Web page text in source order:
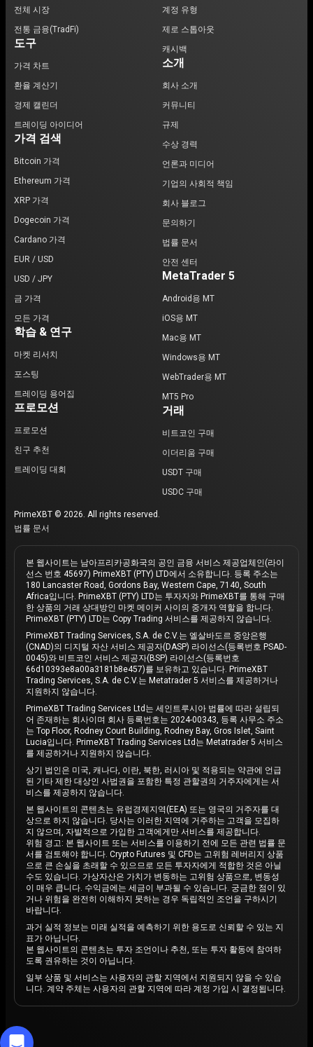
전체 시장
전통 금융(TradFi)
도구
가격 차트
환율 계산기
경제 캘린더
트레이딩 아이디어
가격 검색
Bitcoin 가격
Ethereum 가격
XRP 가격
Dogecoin 가격
Cardano 가격
EUR / USD
USD / JPY
금 가격
모든 가격
학습 & 연구
마켓 리서치
포스팅
트레이딩 용어집
프로모션
프로모션
친구 추천
트레이딩 대회
계정 유형
제로 스톱아웃
캐시백
소개
회사 소개
커뮤니티
규제
수상 경력
언론과 미디어
기업의 사회적 책임
회사 블로그
문의하기
법률 문서
안전 센터
MetaTrader 5
Android용 MT
iOS용 MT
Mac용 MT
Windows용 MT
WebTrader용 MT
MT5 Pro
거래
비트코인 구매
이더리움 구매
USDT 구매
USDC 구매
PrimeXBT © 2026. All rights reserved.
법률 문서
본 웹사이트는 남아프리카공화국의 공인 금융 서비스 제공업체인(라이
선스 번호 45697) PrimeXBT (PTY) LTD에서 소유합니다. 등록 주소는
180 Lancaster Road, Gordons Bay, Western Cape, 7140, South
Africa입니다. PrimeXBT (PTY) LTD는 투자자와 PrimeXBT를 통해 구매
한 상품의 거래 상대방인 마켓 메이커 사이의 중개자 역할을 합니다.
PrimeXBT (PTY) LTD는 Copy Trading 서비스를 제공하지 않습니다.
PrimeXBT Trading Services, S.A. de C.V.는 엘살바도르 중앙은행
(CNAD)의 디지털 자산 서비스 제공자(DASP) 라이선스(등록번호 PSAD-
0045)와 비트코인 서비스 제공자(BSP) 라이선스(등록번호
66d10393e8a00a3181b8e457)를 보유하고 있습니다. PrimeXBT
Trading Services, S.A. de C.V.는 Metatrader 5 서비스를 제공하거나
지원하지 않습니다.
PrimeXBT Trading Services Ltd는 세인트루시아 법률에 따라 설립되
어 존재하는 회사이며 회사 등록번호는 2024-00343, 등록 사무소 주소
는 Top Floor, Rodney Court Building, Rodney Bay, Gros Islet, Saint
Lucia입니다. PrimeXBT Trading Services Ltd는 Metatrader 5 서비스
를 제공하거나 지원하지 않습니다.
상기 법인은 미국, 캐나다, 이란, 북한, 러시아 및 적용되는 약관에 언급
된 기타 제한 대상인 사법권을 포함한 특정 관할권의 거주자에게는 서
비스를 제공하지 않습니다.
본 웹사이트의 콘텐츠는 유럽경제지역(EEA) 또는 영국의 거주자를 대
상으로 하지 않습니다. 당사는 이러한 지역에 거주하는 고객을 모집하
지 않으며, 자발적으로 가입한 고객에게만 서비스를 제공합니다.
위험 경고: 본 웹사이트 또는 서비스를 이용하기 전에 모든 관련 법률 문
서를 검토해야 합니다. Crypto Futures 및 CFD는 고위험 레버리지 상품
으로 큰 손실을 초래할 수 있으므로 모든 투자자에게 적합한 것은 아닐
수도 있습니다. 가상자산은 가치가 변동하는 고위험 상품으로, 변동성
이 매우 큽니다. 수익금에는 세금이 부과될 수 있습니다. 궁금한 점이 있
거나 위험을 완전히 이해하지 못하는 경우 독립적인 조언을 구하시기
바랍니다.
과거 실적 정보는 미래 실적을 예측하기 위한 용도로 신뢰할 수 있는 지
표가 아닙니다.
본 웹사이트의 콘텐츠는 투자 조언이나 추천, 또는 투자 활동에 참여하
도록 권유하는 것이 아닙니다.
일부 상품 및 서비스는 사용자의 관할 지역에서 지원되지 않을 수 있습
니다. 계약 주체는 사용자의 관할 지역에 따라 계정 가입 시 결정됩니다.